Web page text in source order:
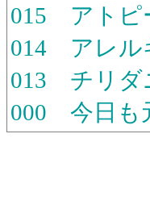
015 アトピ
014 アレル
013 チリダ
000 今日も